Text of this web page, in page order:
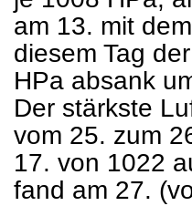
am 13. mit
diesem Tag
HPa absank
Der stärkste
vom 25. zum
17. von 1022
fand am 27.